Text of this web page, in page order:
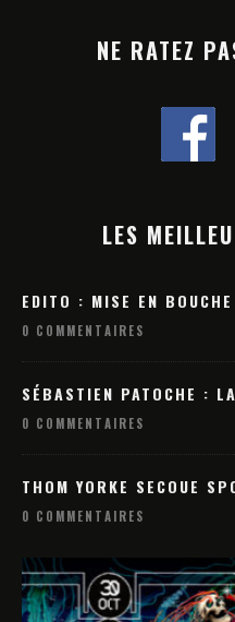
NE RATEZ
LES
EDITO : MISE EN BOUCHE
0 COMMENTAIRES
SÉBASTIEN PATOCHE :
0 COMMENTAIRES
THOM YORKE SECOUE
0 COMMENTAIRES